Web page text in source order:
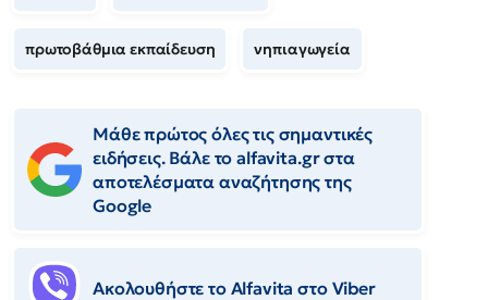
πρωτοβάθμια εκπαίδευση νηπιαγωγεία
Μάθε πρώτος όλες τις σημαντικές
ειδήσεις. Βάλε το alfavita.gr στα
αποτελέσματα αναζήτησης της
Google
Ακολουθήστε το Αlfavita στο Viber